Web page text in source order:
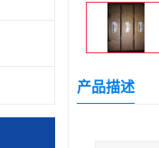
产品描述